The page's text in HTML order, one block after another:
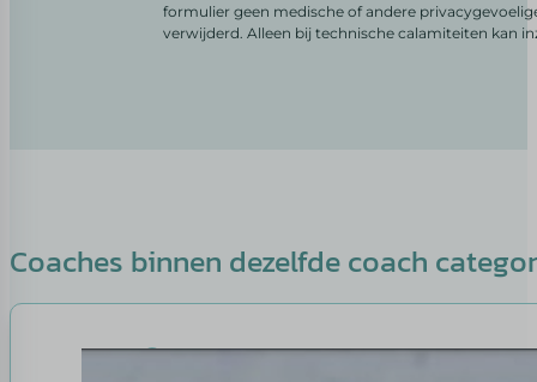
formulier geen medische of andere
verwijderd. Alleen bij technische calamiteiten kan
Coaches binnen dezelfde coach